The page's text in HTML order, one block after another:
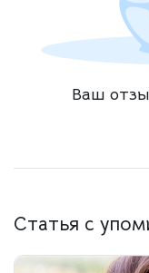
Ваш
Статья с